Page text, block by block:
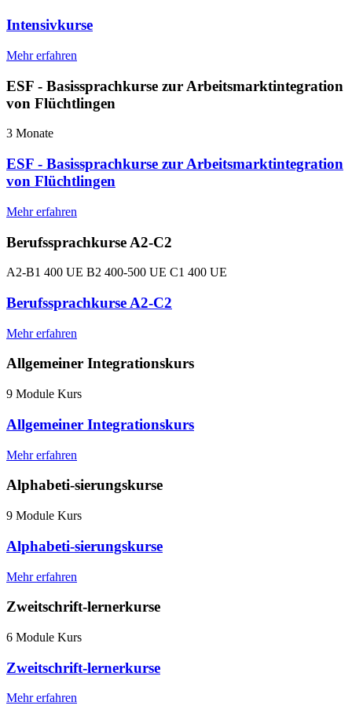
Intensivkurse
Mehr erfahren
ESF - Basissprachkurse zur Arbeitsmarktintegration
von Flüchtlingen
3 Monate
ESF - Basissprachkurse zur Arbeitsmarktintegration
von Flüchtlingen
Mehr erfahren
Berufssprachkurse A2-C2
A2-B1 400 UE B2 400-500 UE C1 400 UE
Berufssprachkurse A2-C2
Mehr erfahren
Allgemeiner Integrationskurs
9 Module Kurs
Allgemeiner Integrationskurs
Mehr erfahren
Alphabeti-sierungskurse
9 Module Kurs
Alphabeti-sierungskurse
Mehr erfahren
Zweitschrift-lernerkurse
6 Module Kurs
Zweitschrift-lernerkurse
Mehr erfahren